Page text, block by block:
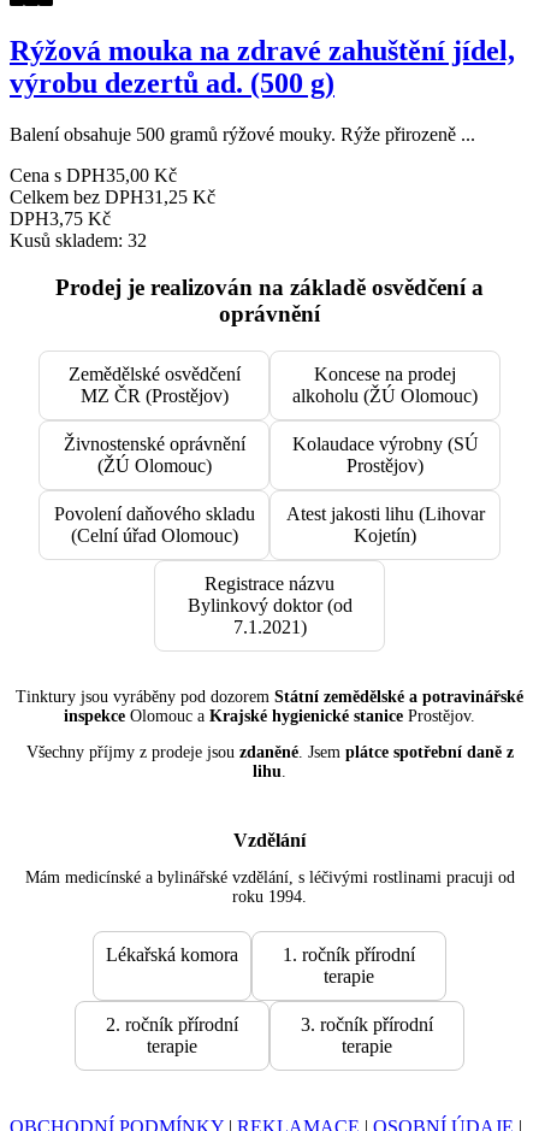
Rýžová mouka na zdravé zahuštění jídel,
výrobu dezertů ad. (500 g)
Balení obsahuje 500 gramů rýžové mouky. Rýže přirozeně ...
Cena s DPH35,00 Kč
Celkem bez DPH31,25 Kč
DPH3,75 Kč
Kusů skladem: 32
Prodej je realizován na základě osvědčení a
oprávnění
Zemědělské osvědčení
MZ ČR (Prostějov)
Koncese na prodej
alkoholu (ŽÚ Olomouc)
Živnostenské oprávnění
(ŽÚ Olomouc)
Kolaudace výrobny (SÚ
Prostějov)
Povolení daňového skladu
(Celní úřad Olomouc)
Atest jakosti lihu (Lihovar
Kojetín)
Registrace názvu
Bylinkový doktor (od
7.1.2021)
Tinktury jsou vyráběny pod dozorem Státní zemědělské a potravinářské
inspekce Olomouc a Krajské hygienické stanice Prostějov.
Všechny příjmy z prodeje jsou zdaněné. Jsem plátce spotřební daně z
lihu
Vzdělání
Mám medicínské a bylinářské vzdělání, s léčivými rostlinami pracuji od
roku 1994.
Lékařská komora
1. ročník přírodní
terapie
2. ročník přírodní
terapie
3. ročník přírodní
terapie
OBCHODNÍ PODMÍNKY | REKLAMACE | OSOBNÍ ÚDAJE |